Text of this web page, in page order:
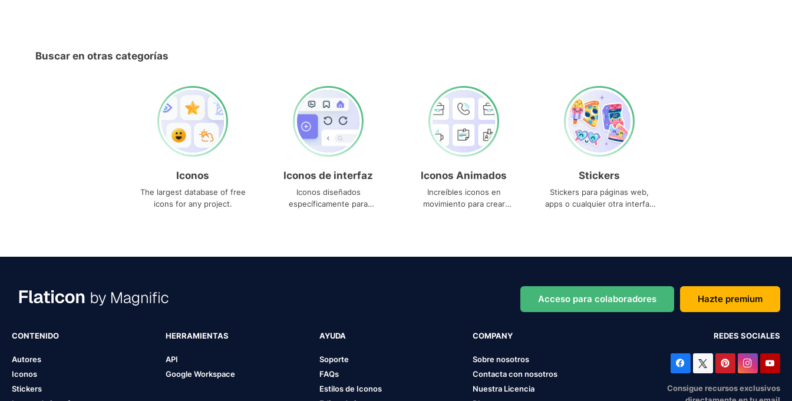
Buscar en otras categorías
Iconos
The largest database of free
icons for any project.
Iconos de interfaz
Iconos diseñados
específicamente para
Iconos Animados
Increíbles iconos en
movimiento para crear
Stickers
Stickers para páginas web,
apps o cualquier otra interfaz
Acceso para colaboradores Hazte premium
CONTENIDO
Autores
Iconos
Stickers
HERRAMIENTAS
API
Google Workspace
AYUDA
Soporte
FAQs
Estilos de Iconos
COMPANY
Sobre nosotros
Contacta con nosotros
Nuestra Licencia
REDES SOCIALES
Consigue recursos exclusivos